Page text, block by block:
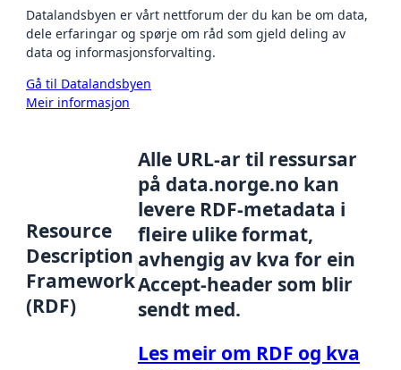
Datalandsbyen er vårt nettforum der du kan be om data,
dele erfaringar og spørje om råd som gjeld deling av
data og informasjonsforvalting.
Gå til Datalandsbyen
Meir informasjon
Resource
Description
Framework
(RDF)
Alle URL-ar til ressursar
på data.norge.no kan
levere RDF-metadata i
fleire ulike format,
avhengig av kva for ein
Accept-header som blir
sendt med.
Les meir om RDF og kva